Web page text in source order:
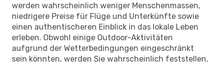
werden wahrscheinlich weniger Menschenmassen,
niedrigere Preise für Flüge und Unterkünfte sowie
einen authentischeren Einblick in das lokale Leben
erleben. Obwohl einige Outdoor-Aktivitäten
aufgrund der Wetterbedingungen eingeschränkt
sein könnten, werden Sie wahrscheinlich feststellen,